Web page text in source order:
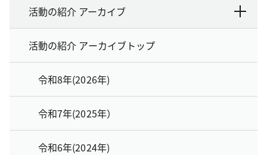
活動の紹介 アーカイブ
活動の紹介 アーカイブトップ
令和8年(2026年)
令和7年(2025年）
令和6年(2024年)